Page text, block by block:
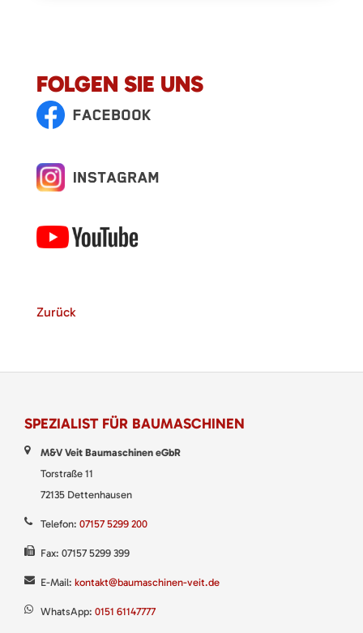
FOLGEN SIE UNS
Zurück
SPEZIALIST FÜR BAUMASCHINEN
M&V Veit Baumaschinen eGbR
Torstraße 11
72135 Dettenhausen
Telefon: 07157 5299 200
Fax: 07157 5299 399
E-Mail: kontakt@baumaschinen-veit.de
WhatsApp: 0151 61147777